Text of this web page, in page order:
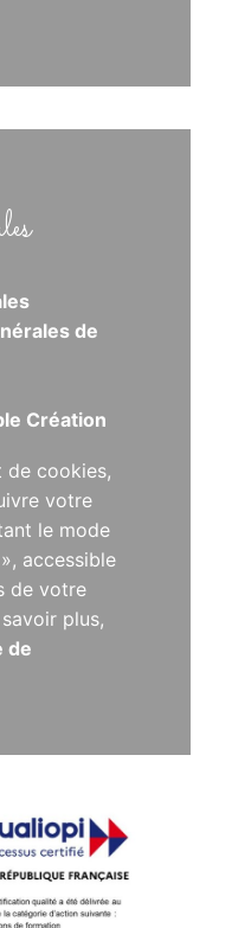
de
Création
de cookies,
votre
le mode
accessible
de votre
plus,
de